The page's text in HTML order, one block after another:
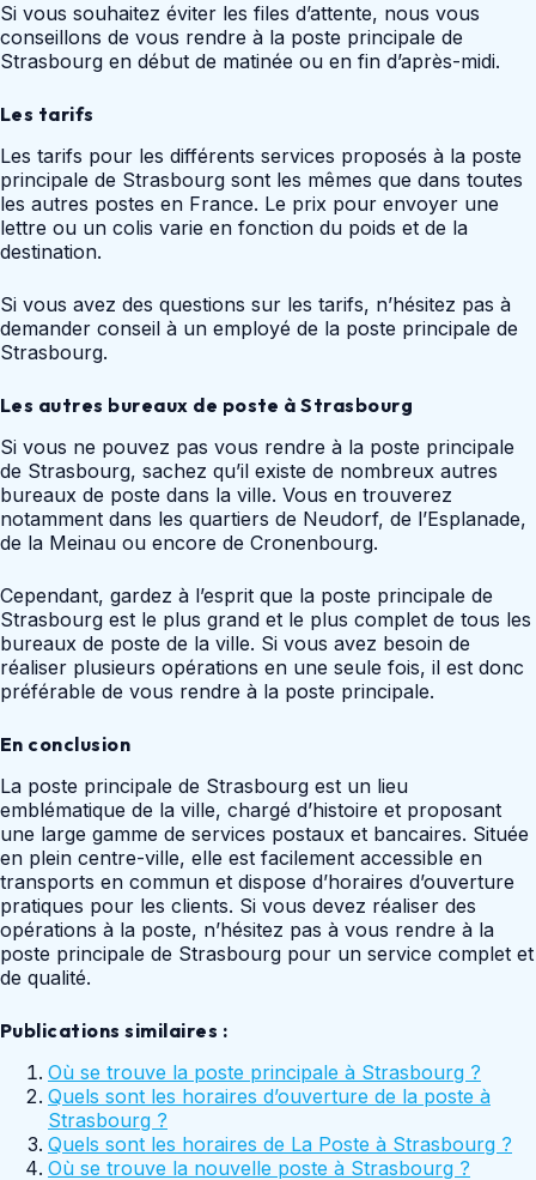
Si vous souhaitez éviter les files d’attente, nous vous
conseillons de vous rendre à la poste principale de
Strasbourg en début de matinée ou en fin d’après-midi.
Les tarifs
Les tarifs pour les différents services proposés à la poste
principale de Strasbourg sont les mêmes que dans toutes
les autres postes en France. Le prix pour envoyer une
lettre ou un colis varie en fonction du poids et de la
destination.
Si vous avez des questions sur les tarifs, n’hésitez pas à
demander conseil à un employé de la poste principale de
Strasbourg.
Les autres bureaux de poste à Strasbourg
Si vous ne pouvez pas vous rendre à la poste principale
de Strasbourg, sachez qu’il existe de nombreux autres
bureaux de poste dans la ville. Vous en trouverez
notamment dans les quartiers de Neudorf, de l’Esplanade,
de la Meinau ou encore de Cronenbourg.
Cependant, gardez à l’esprit que la poste principale de
Strasbourg est le plus grand et le plus complet de tous les
bureaux de poste de la ville. Si vous avez besoin de
réaliser plusieurs opérations en une seule fois, il est donc
préférable de vous rendre à la poste principale.
En conclusion
La poste principale de Strasbourg est un lieu
emblématique de la ville, chargé d’histoire et proposant
une large gamme de services postaux et bancaires. Située
en plein centre-ville, elle est facilement accessible en
transports en commun et dispose d’horaires d’ouverture
pratiques pour les clients. Si vous devez réaliser des
opérations à la poste, n’hésitez pas à vous rendre à la
poste principale de Strasbourg pour un service complet et
de qualité.
Publications similaires :
Où se trouve la poste principale à Strasbourg ?
Quels sont les horaires d’ouverture de la poste à
Strasbourg ?
Quels sont les horaires de La Poste à Strasbourg ?
Où se trouve la nouvelle poste à Strasbourg ?